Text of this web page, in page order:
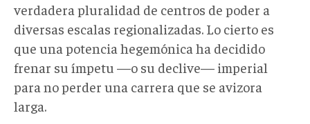
verdadera pluralidad de centros de poder a
diversas escalas regionalizadas. Lo cierto es
que una potencia hegemónica ha decidido
frenar su ímpetu —o su declive— imperial
para no perder una carrera que se avizora
larga.